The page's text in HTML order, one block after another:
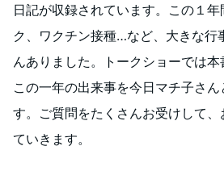
日記が収録されています。この１
ク、ワクチン接種…など、大きな行
んありました。トークショーでは本
この一年の出来事を今日マチ子さん
す。ご質問をたくさんお受けして
ていきます。